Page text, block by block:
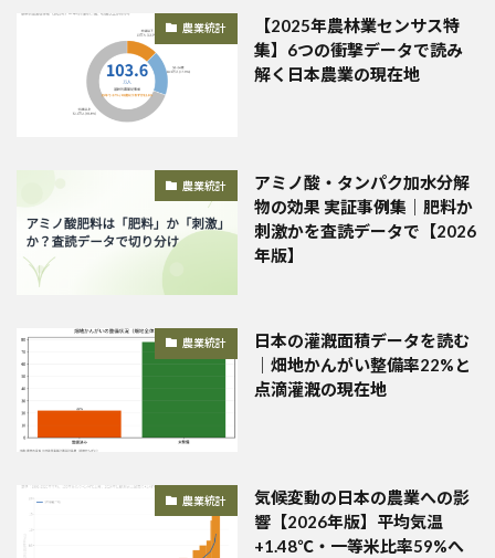
農業統計
【2025年農林業センサス特
集】6つの衝撃データで読み
解く日本農業の現在地
農業統計
アミノ酸・タンパク加水分解
物の効果 実証事例集｜肥料か
刺激かを査読データで【2026
年版】
農業統計
日本の灌漑面積データを読む
｜畑地かんがい整備率22%と
点滴灌漑の現在地
農業統計
気候変動の日本の農業への影
響【2026年版】平均気温
+1.48℃・一等米比率59%へ